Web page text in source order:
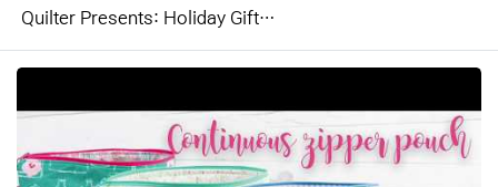
Quilter Presents: Holiday Gift…